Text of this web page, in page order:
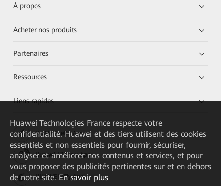
À propos
Acheter nos produits
Partenaires
Ressources
Liens rapides
HUAWEI eKit App
Huawei HiKnow App
HUAWEI eFly App
Huawei Technologies France respecte votre
confidentialité. Huawei et des tiers utilisent des cookies
essentiels et non essentiels pour fournir, sécuriser,
analyser et améliorer nos contenus et services, et pour
vous proposer des publicités pertinentes sur et en dehors
de notre site. En savoir plus